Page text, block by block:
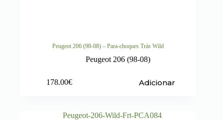
Peugeot 206 (98-08) – Para-choques Trás Wild
Peugeot 206 (98-08)
178.00€ Adicionar